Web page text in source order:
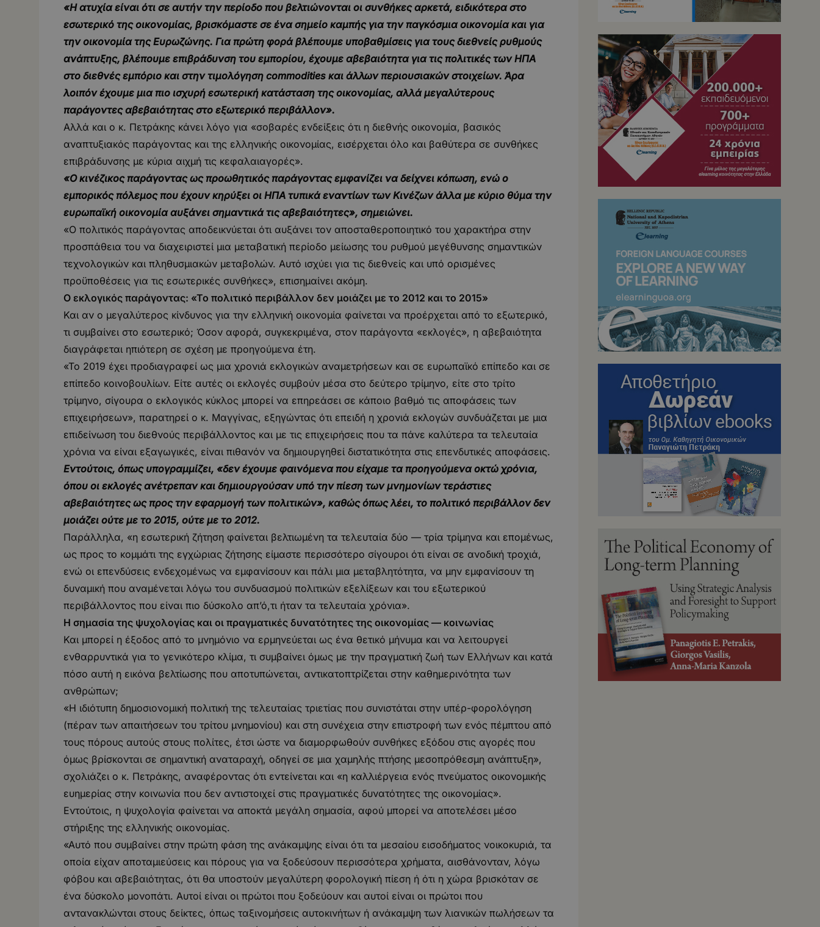
«Η ατυχία είναι ότι σε αυτήν την περίοδο που βελτιώνονται οι συνθήκες αρκετά, ειδικότερα στο
εσωτερικό της οικονομίας, βρισκόμαστε σε ένα σημείο καμπής για την παγκόσμια οικονομία και για
την οικονομία της Ευρωζώνης. Για πρώτη φορά βλέπουμε υποβαθμίσεις για τους διεθνείς ρυθμούς
ανάπτυξης, βλέπουμε επιβράδυνση του εμπορίου, έχουμε αβεβαιότητα για τις πολιτικές των ΗΠΑ
στο διεθνές εμπόριο και στην τιμολόγηση commodities και άλλων περιουσιακών στοιχείων. Άρα
λοιπόν έχουμε μια πιο ισχυρή εσωτερική κατάσταση της οικονομίας, αλλά μεγαλύτερους
παράγοντες αβεβαιότητας στο εξωτερικό περιβάλλον».
Αλλά και ο κ. Πετράκης κάνει λόγο για «σοβαρές ενδείξεις ότι η διεθνής οικονομία, βασικός
αναπτυξιακός παράγοντας και της ελληνικής οικονομίας, εισέρχεται όλο και βαθύτερα σε συνθήκες
επιβράδυνσης με κύρια αιχμή τις κεφαλαιαγορές».
«Ο κινέζικος παράγοντας ως προωθητικός παράγοντας εμφανίζει να δείχνει κόπωση, ενώ ο
εμπορικός πόλεμος που έχουν κηρύξει οι ΗΠΑ τυπικά εναντίων των Κινέζων άλλα με κύριο θύμα την
ευρωπαϊκή οικονομία αυξάνει σημαντικά τις αβεβαιότητες», σημειώνει.
«Ο πολιτικός παράγοντας αποδεικνύεται ότι αυξάνει τον αποσταθεροποιητικό του χαρακτήρα στην
προσπάθεια του να διαχειριστεί μια μεταβατική περίοδο μείωσης του ρυθμού μεγέθυνσης σημαντικών
τεχνολογικών και πληθυσμιακών μεταβολών. Αυτό ισχύει για τις διεθνείς και υπό ορισμένες
προϋποθέσεις για τις εσωτερικές συνθήκες», επισημαίνει ακόμη.
Ο εκλογικός παράγοντας: «Το πολιτικό περιβάλλον δεν μοιάζει με το 2012 και το 2015»
Και αν ο μεγαλύτερος κίνδυνος για την ελληνική οικονομία φαίνεται να προέρχεται από το εξωτερικό,
τι συμβαίνει στο εσωτερικό; Όσον αφορά, συγκεκριμένα, στον παράγοντα «εκλογές», η αβεβαιότητα
διαγράφεται ηπιότερη σε σχέση με προηγούμενα έτη.
«Το 2019 έχει προδιαγραφεί ως μια χρονιά εκλογικών αναμετρήσεων και σε ευρωπαϊκό επίπεδο και σε
επίπεδο κοινοβουλίων. Είτε αυτές οι εκλογές συμβούν μέσα στο δεύτερο τρίμηνο, είτε στο τρίτο
τρίμηνο, σίγουρα ο εκλογικός κύκλος μπορεί να επηρεάσει σε κάποιο βαθμό τις αποφάσεις των
επιχειρήσεων», παρατηρεί ο κ. Μαγγίνας, εξηγώντας ότι επειδή η χρονιά εκλογών συνδυάζεται με μια
επιδείνωση του διεθνούς περιβάλλοντος και με τις επιχειρήσεις που τα πάνε καλύτερα τα τελευταία
χρόνια να είναι εξαγωγικές, είναι πιθανόν να δημιουργηθεί διστατικότητα στις επενδυτικές αποφάσεις.
Εντούτοις, όπως υπογραμμίζει, «δεν έχουμε φαινόμενα που είχαμε τα προηγούμενα οκτώ χρόνια,
όπου οι εκλογές ανέτρεπαν και δημιουργούσαν υπό την πίεση των μνημονίων τεράστιες
αβεβαιότητες ως προς την εφαρμογή των πολιτικών», καθώς όπως λέει, το πολιτικό περιβάλλον δεν
μοιάζει ούτε με το 2015, ούτε με το 2012.
Παράλληλα, «η εσωτερική ζήτηση φαίνεται βελτιωμένη τα τελευταία δύο — τρία τρίμηνα και επομένως,
ως προς το κομμάτι της εγχώριας ζήτησης είμαστε περισσότερο σίγουροι ότι είναι σε ανοδική τροχιά,
ενώ οι επενδύσεις ενδεχομένως να εμφανίσουν και πάλι μια μεταβλητότητα, να μην εμφανίσουν τη
δυναμική που αναμένεται λόγω του συνδυασμού πολιτικών εξελίξεων και του εξωτερικού
περιβάλλοντος που είναι πιο δύσκολο απ’ό,τι ήταν τα τελευταία χρόνια».
Η σημασία της ψυχολογίας και οι πραγματικές δυνατότητες της οικονομίας — κοινωνίας
Και μπορεί η έξοδος από το μνημόνιο να ερμηνεύεται ως ένα θετικό μήνυμα και να λειτουργεί
ενθαρρυντικά για το γενικότερο κλίμα, τι συμβαίνει όμως με την πραγματική ζωή των Ελλήνων και κατά
πόσο αυτή η εικόνα βελτίωσης που αποτυπώνεται, αντικατοπτρίζεται στην καθημερινότητα των
ανθρώπων;
«Η ιδιότυπη δημοσιονομική πολιτική της τελευταίας τριετίας που συνιστάται στην υπέρ-φορολόγηση
(πέραν των απαιτήσεων του τρίτου μνημονίου) και στη συνέχεια στην επιστροφή των ενός πέμπτου από
τους πόρους αυτούς στους πολίτες, έτσι ώστε να διαμορφωθούν συνθήκες εξόδου στις αγορές που
όμως βρίσκονται σε σημαντική αναταραχή, οδηγεί σε μια χαμηλής πτήσης μεσοπρόθεσμη ανάπτυξη»,
σχολιάζει ο κ. Πετράκης, αναφέροντας ότι εντείνεται και «η καλλιέργεια ενός πνεύματος οικονομικής
ευημερίας στην κοινωνία που δεν αντιστοιχεί στις πραγματικές δυνατότητες της οικονομίας».
Εντούτοις, η ψυχολογία φαίνεται να αποκτά μεγάλη σημασία, αφού μπορεί να αποτελέσει μέσο
στήριξης της ελληνικής οικονομίας.
«Αυτό που συμβαίνει στην πρώτη φάση της ανάκαμψης είναι ότι τα μεσαίου εισοδήματος νοικοκυριά, τα
οποία είχαν αποταμιεύσεις και πόρους για να ξοδεύσουν περισσότερα χρήματα, αισθάνονταν, λόγω
φόβου και αβεβαιότητας, ότι θα υποστούν μεγαλύτερη φορολογική πίεση ή ότι η χώρα βρισκόταν σε
ένα δύσκολο μονοπάτι. Αυτοί είναι οι πρώτοι που ξοδεύουν και αυτοί είναι οι πρώτοι που
αντανακλώνται στους δείκτες, όπως ταξινομήσεις αυτοκινήτων ή ανάκαμψη των λιανικών πωλήσεων τα